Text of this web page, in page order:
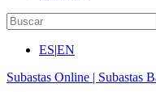
ES|EN
Subastas Online | Subastas